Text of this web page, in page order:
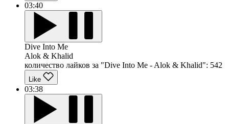
03:40
Dive Into Me
Alok & Khalid
количество лайков за "Dive Into Me - Alok & Khalid": 542
Like
03:38